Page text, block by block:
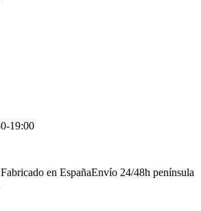
19:00
en EspañaEnvío 24/48h península